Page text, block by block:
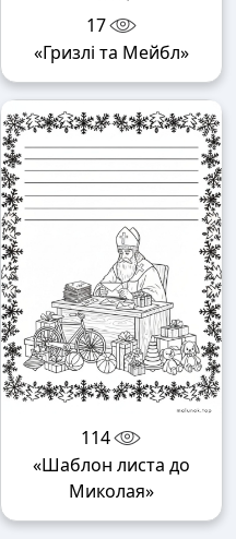
17
«Гризлі та Мейбл»
114
«Шаблон листа до
Миколая»